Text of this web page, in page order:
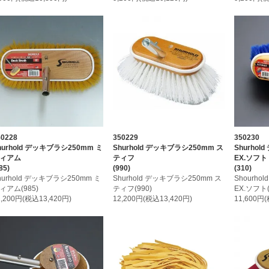
デッキブラシ250mm ミ
アム
デッキブラシ250mm ミ
アム(985)
円(税込13,420円)
350229
Shurhold デッキブラシ250mm ス
ティフ
(990)
Shurhold デッキブラシ250mm ス
ティフ(990)
12,200円(税込13,420円)
350230
Shurhold
EX.ソフト
(310)
EX.ソフ
11,600円(